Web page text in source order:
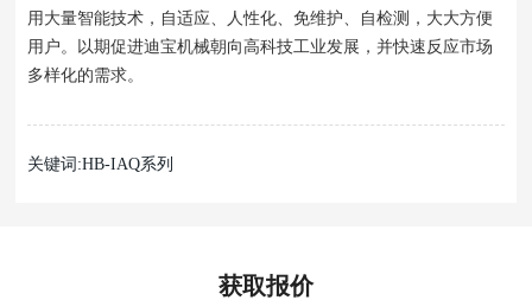
用大量智能技术，自适应、人性化、免维护、自检测，大大方便
用户。以期促进迪宝机械朝向高科技工业发展，并快速反应市场
多样化的需求。
关键词:HB-IAQ系列
获取报价